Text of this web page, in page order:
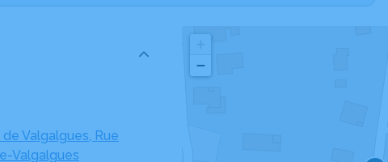
Valgalgues, Rue
Valgalgues
−